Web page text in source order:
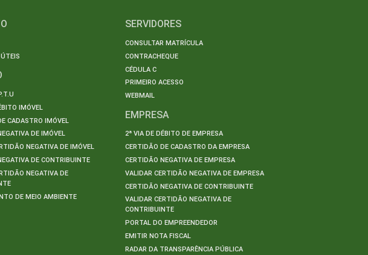
IMÓVEL
CADASTRO IMÓVEL
DE IMÓVEL
NEGATIVA DE IMÓVEL
DE CONTRIBUINTE
NEGATIVA DE
DE MEIO AMBIENTE
SERVIDORES
CONSULTAR MATRÍCULA
CONTRACHEQUE
CÉDULA C
PRIMEIRO ACESSO
WEBMAIL
EMPRESA
2ª VIA DE DÉBITO DE EMPRESA
CERTIDÃO DE CADASTRO DA EMPRESA
CERTIDÃO NEGATIVA DE EMPRESA
VALIDAR CERTIDÃO NEGATIVA DE EMPRESA
CERTIDÃO NEGATIVA DE CONTRIBUINTE
VALIDAR CERTIDÃO NEGATIVA DE
CONTRIBUINTE
PORTAL DO EMPREENDEDOR
EMITIR NOTA FISCAL
RADAR DA TRANSPARÊNCIA PÚBLICA